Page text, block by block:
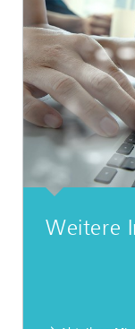
Weitere